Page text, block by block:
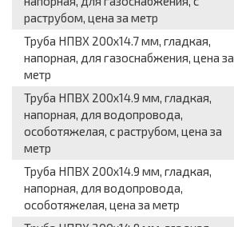
раструбом, цена за метр
Труба НПВХ 200x14.7 мм, гладкая,
напорная, для газоснабжения, цена за
метр
Труба НПВХ 200x14.9 мм, гладкая,
напорная, для водопровода,
особотяжелая, с раструбом, цена за
метр
Труба НПВХ 200x14.9 мм, гладкая,
напорная, для водопровода,
особотяжелая, цена за метр